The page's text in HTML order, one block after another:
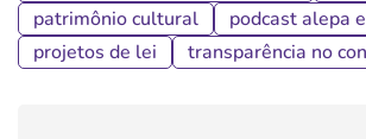
patrimônio cultural
podcast alepa
projetos de lei
transparência no